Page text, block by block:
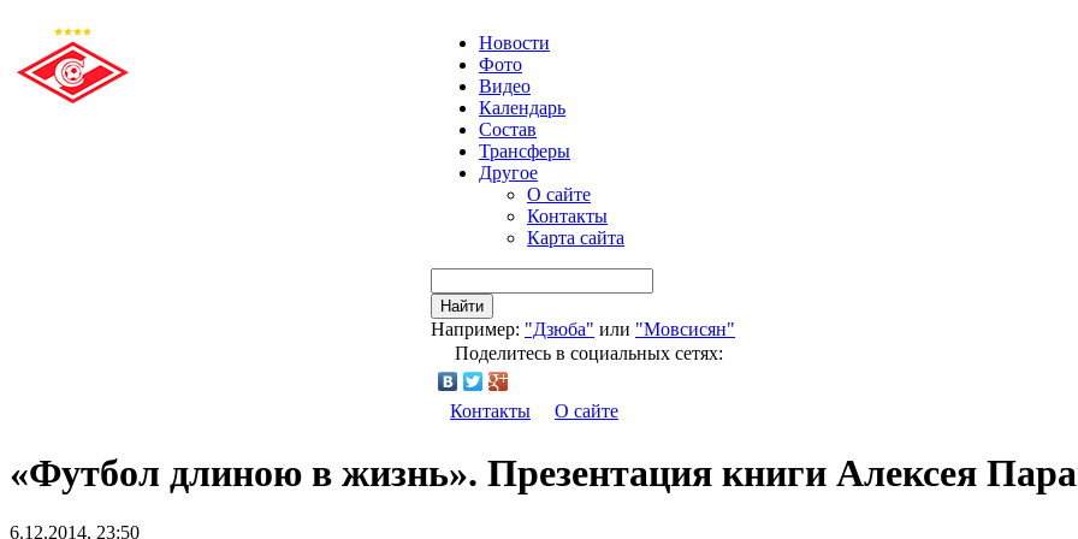
Новости
Фото
Видео
Календарь
Состав
Трансферы
Другое
О сайте
Контакты
Карта сайта
Найти
Например: "Дзюба" или "Мовсисян"
Поделитесь в социальных сетях:
Контакты О сайте
«Футбол длиною в жизнь». Презентация книги Алексея
6.12.2014, 23:50